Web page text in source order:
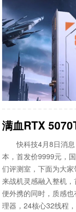
满血RTX
快科技4月8日消
本，首发价9999元，
们评测室，下面为大
来战机灵感融入整机
便外携的同时，质感
理器，24核心32线程